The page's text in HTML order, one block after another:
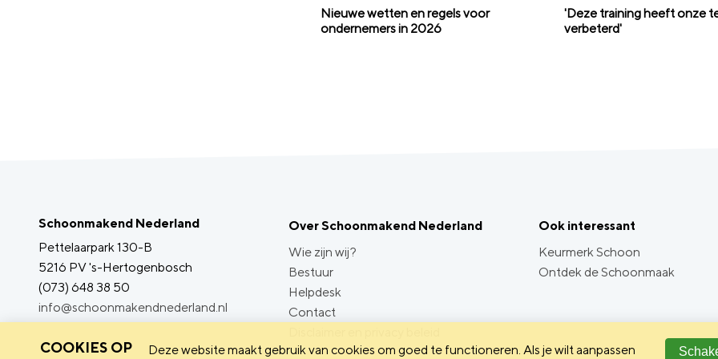
Nieuwe wetten en regels voor
ondernemers in 2026
'Deze training heeft onze
verbeterd'
Schoonmakend Nederland
Pettelaarpark 130-B
5216 PV 's-Hertogenbosch
(073) 648 38 50
info@schoonmakendnederland.nl
Over Schoonmakend Nederland
Wie zijn wij?
Bestuur
Helpdesk
Contact
Ook interessant
Keurmerk Schoon
Ontdek de Schoonmaak
COOKIES OP
Deze website maakt gebruik van cookies om goed te functioneren. Als je wilt aanpassen